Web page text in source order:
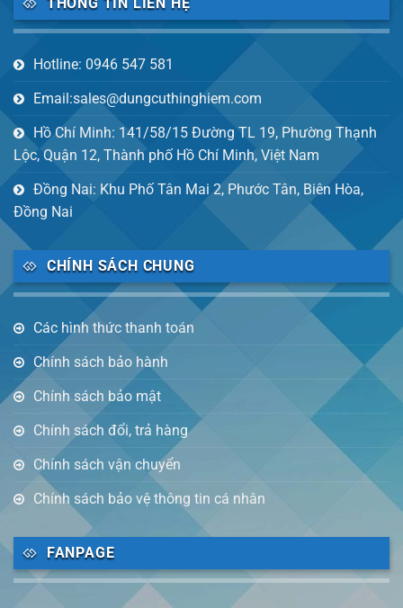
Hotline: 0946 547 581
Email:sales@dungcuthinghiem.com
Hồ Chí Minh: 141/58/15 Đường TL 19, Phường Thạnh
Lộc, Quận 12, Thành phố Hồ Chí Minh, Việt Nam
Đồng Nai: Khu Phố Tân Mai 2, Phước Tân, Biên Hòa,
Đồng Nai
CHÍNH SÁCH CHUNG
Các hình thức thanh toán
Chính sách bảo hành
Chính sách bảo mật
Chính sách đổi, trả hàng
Chính sách vận chuyển
Chính sách bảo vệ thông tin cá nhân
FANPAGE